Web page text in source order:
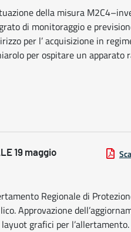
della misura
di monitoraggio e
per l’ acquisizione in
per ospitare un apparato
19 maggio
Regionale di
Approvazione
grafici per l’allertamento.